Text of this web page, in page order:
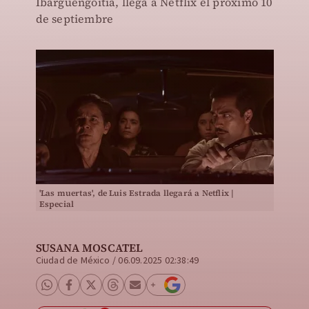
de septiembre
'Las muertas', de Luis Estrada llegará a Netflix |
Especial
SUSANA MOSCATEL
Ciudad de México / 06.09.2025 02:38:49